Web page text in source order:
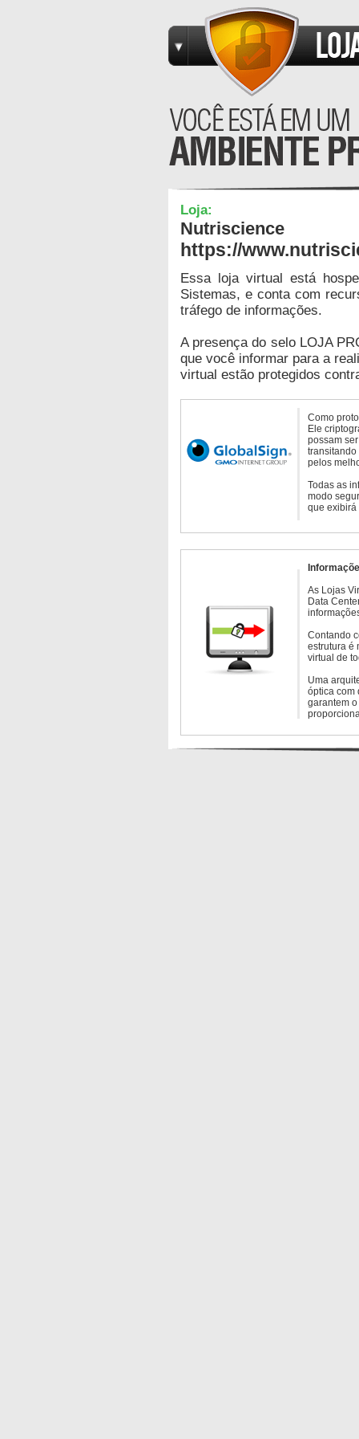
Loja:
Nutriscience
https://
Essa loja virtual está
Sistemas, e conta com
tráfego de informações.
A presença do selo LOJA
que você informar para a
virtual estão protegidos
Como
Ele
possam
transitando
pelos
Todas as
modo
que exibirá
As Lojas
Data
Contando
estrutura é
virtual de
Uma
óptica com
garantem